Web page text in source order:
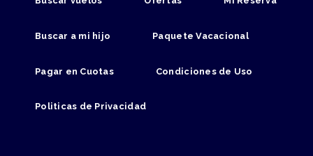
Buscar a mi hijo Paquete Vacacional
Pagar en Cuotas Condiciones de Uso
Politicas de Privacidad